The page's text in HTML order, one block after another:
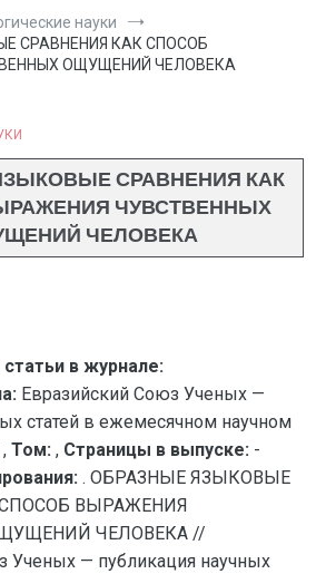
науки
СРАВНЕНИЯ КАК СПОСОБ
ОЩУЩЕНИЙ ЧЕЛОВЕКА
СРАВНЕНИЯ КАК
ЧУВСТВЕННЫХ
ЧЕЛОВЕКА
в журнале:
Евразийский Союз Ученых —
статей в ежемесячном научном
, Том: , Страницы в выпуске: -
. ОБРАЗНЫЕ ЯЗЫКОВЫЕ
ВЫРАЖЕНИЯ
ЧЕЛОВЕКА //
Ученых — публикация научных